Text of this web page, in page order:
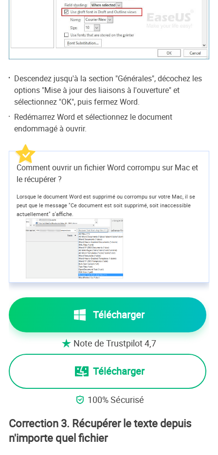
Descendez jusqu'à la section "Générales", décochez les
options "Mise à jour des liaisons à l'ouverture" et
sélectionnez "OK", puis fermez Word.
Redémarrez Word et sélectionnez le document
endommagé à ouvrir.
Comment ouvrir un fichier Word corrompu sur Mac et
le récupérer ?
Lorsque le document Word est supprimé ou corrompu sur votre Mac, il se
peut que le message "Ce document est soit supprimé, soit inaccessible
actuellement" s'affiche.
Télécharger
 Note de Trustpilot 4,7
Télécharger
 100% Sécurisé
Correction 3. Récupérer le texte depuis
n'importe quel fichier